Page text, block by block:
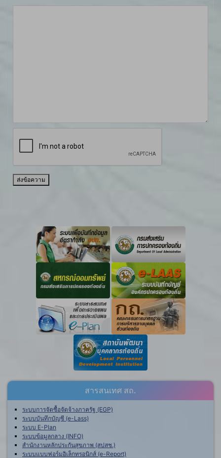
ส่งข้อความ
สารสนเทศ สถ.
ระบบการจัดซื้อจัดจ้างภาครัฐ (EGP)
ระบบบันทึกบัญชี (e-Lass)
ระบบ E-Plan
ระบบข้อมูลกลาง (INFO)
สำนักงานหลักประกันสุขภาพ (สปสช.)
ระบบแบบฟอร์มอิเล็กทรอนิกส์ (e-Report)